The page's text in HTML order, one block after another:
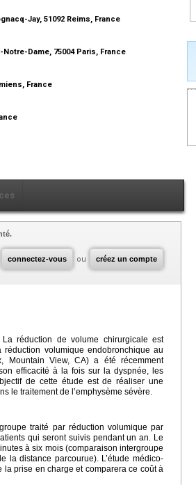
Jay, 51092 Reims, France
Dame, 75004 Paris, France
France
connectez-vous ou créez un compte
réduction de volume chirurgicale est
volumique endobronchique au
Mountain View, CA) a été récemment
efficacité à la fois sur la dyspnée, les
de cette étude est de réaliser une
le traitement de l’emphysème sévère.
traité par réduction volumique par
qui seront suivis pendant un an. Le
à six mois (comparaison intergroupe
la distance parcourue). L’étude médico-
prise en charge et comparera ce coût à